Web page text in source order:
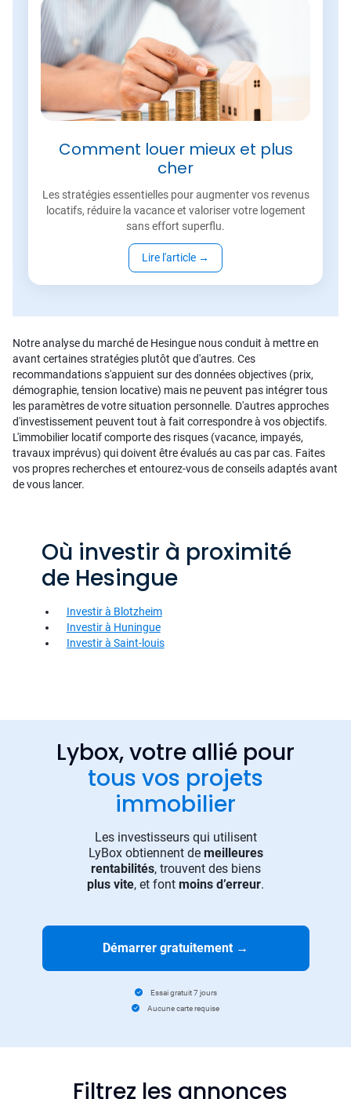
Comment louer mieux et plus
cher
Les stratégies essentielles pour augmenter vos revenus
locatifs, réduire la vacance et valoriser votre logement
sans effort superflu.
Lire l'article →
Notre analyse du marché de Hesingue nous conduit à mettre en
avant certaines stratégies plutôt que d'autres. Ces
recommandations s'appuient sur des données objectives (prix,
démographie, tension locative) mais ne peuvent pas intégrer tous
les paramètres de votre situation personnelle. D'autres approches
d'investissement peuvent tout à fait correspondre à vos objectifs.
L'immobilier locatif comporte des risques (vacance, impayés,
travaux imprévus) qui doivent être évalués au cas par cas. Faites
vos propres recherches et entourez-vous de conseils adaptés avant
de vous lancer.
Où investir à proximité
de Hesingue
Investir à Blotzheim
Investir à Huningue
Investir à Saint-louis
Lybox, votre allié pour
tous vos projets
immobilier
Les investisseurs qui utilisent
LyBox obtiennent de meilleures
rentabilités, trouvent des biens
plus vite, et font moins d’erreur.
Démarrer gratuitement →
Essai gratuit 7 jours
Aucune carte requise
Filtrez les annonces